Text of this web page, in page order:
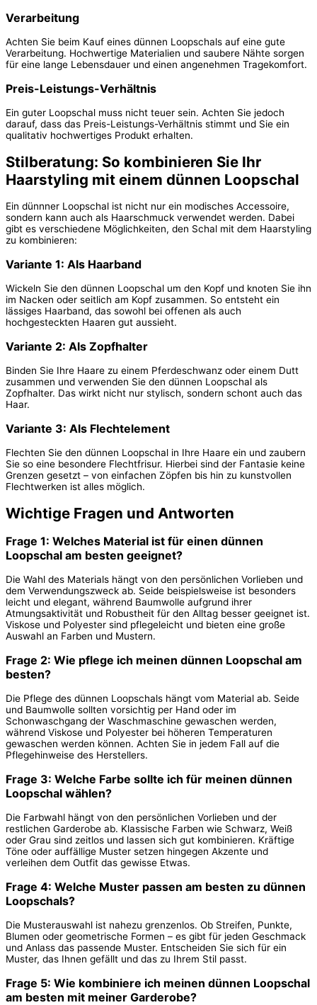
Verarbeitung
Achten Sie beim Kauf eines dünnen Loopschals auf eine gute
Verarbeitung. Hochwertige Materialien und saubere Nähte sorgen
für eine lange Lebensdauer und einen angenehmen Tragekomfort.
Preis-Leistungs-Verhältnis
Ein guter Loopschal muss nicht teuer sein. Achten Sie jedoch
darauf, dass das Preis-Leistungs-Verhältnis stimmt und Sie ein
qualitativ hochwertiges Produkt erhalten.
Stilberatung: So kombinieren Sie Ihr
Haarstyling mit einem dünnen Loopschal
Ein dünnner Loopschal ist nicht nur ein modisches Accessoire,
sondern kann auch als Haarschmuck verwendet werden. Dabei
gibt es verschiedene Möglichkeiten, den Schal mit dem Haarstyling
zu kombinieren:
Variante 1: Als Haarband
Wickeln Sie den dünnen Loopschal um den Kopf und knoten Sie ihn
im Nacken oder seitlich am Kopf zusammen. So entsteht ein
lässiges Haarband, das sowohl bei offenen als auch
hochgesteckten Haaren gut aussieht.
Variante 2: Als Zopfhalter
Binden Sie Ihre Haare zu einem Pferdeschwanz oder einem Dutt
zusammen und verwenden Sie den dünnen Loopschal als
Zopfhalter. Das wirkt nicht nur stylisch, sondern schont auch das
Haar.
Variante 3: Als Flechtelement
Flechten Sie den dünnen Loopschal in Ihre Haare ein und zaubern
Sie so eine besondere Flechtfrisur. Hierbei sind der Fantasie keine
Grenzen gesetzt – von einfachen Zöpfen bis hin zu kunstvollen
Flechtwerken ist alles möglich.
Wichtige Fragen und Antworten
Frage 1: Welches Material ist für einen dünnen
Loopschal am besten geeignet?
Die Wahl des Materials hängt von den persönlichen Vorlieben und
dem Verwendungszweck ab. Seide beispielsweise ist besonders
leicht und elegant, während Baumwolle aufgrund ihrer
Atmungsaktivität und Robustheit für den Alltag besser geeignet ist.
Viskose und Polyester sind pflegeleicht und bieten eine große
Auswahl an Farben und Mustern.
Frage 2: Wie pflege ich meinen dünnen Loopschal am
besten?
Die Pflege des dünnen Loopschals hängt vom Material ab. Seide
und Baumwolle sollten vorsichtig per Hand oder im
Schonwaschgang der Waschmaschine gewaschen werden,
während Viskose und Polyester bei höheren Temperaturen
gewaschen werden können. Achten Sie in jedem Fall auf die
Pflegehinweise des Herstellers.
Frage 3: Welche Farbe sollte ich für meinen dünnen
Loopschal wählen?
Die Farbwahl hängt von den persönlichen Vorlieben und der
restlichen Garderobe ab. Klassische Farben wie Schwarz, Weiß
oder Grau sind zeitlos und lassen sich gut kombinieren. Kräftige
Töne oder auffällige Muster setzen hingegen Akzente und
verleihen dem Outfit das gewisse Etwas.
Frage 4: Welche Muster passen am besten zu dünnen
Loopschals?
Die Musterauswahl ist nahezu grenzenlos. Ob Streifen, Punkte,
Blumen oder geometrische Formen – es gibt für jeden Geschmack
und Anlass das passende Muster. Entscheiden Sie sich für ein
Muster, das Ihnen gefällt und das zu Ihrem Stil passt.
Frage 5: Wie kombiniere ich meinen dünnen Loopschal
am besten mit meiner Garderobe?